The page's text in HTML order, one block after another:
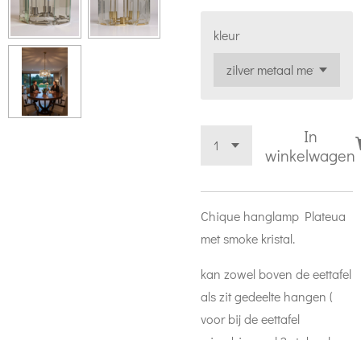
kleur
In
winkelwagen
Chique hanglamp Plateua
met smoke kristal.
kan zowel boven de eettafel
als zit gedeelte hangen (
voor bij de eettafel